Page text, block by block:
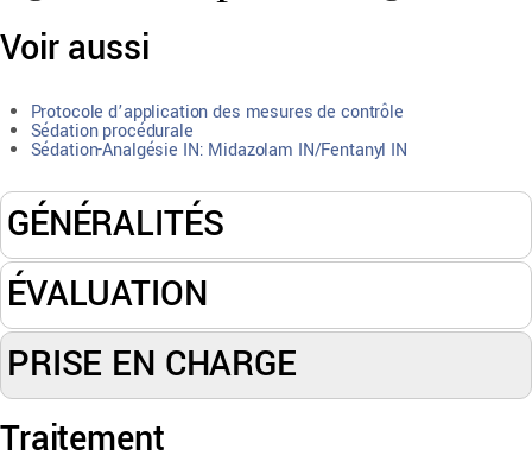
Voir aussi
Protocole d’application des mesures de contrôle
Sédation procédurale
Sédation-Analgésie IN: Midazolam IN/Fentanyl IN
GÉNÉRALITÉS
ÉVALUATION
PRISE EN CHARGE
Traitement